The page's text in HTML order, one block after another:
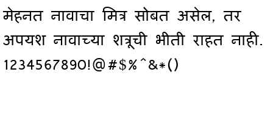
मेहनत नावाचा मित्र सोबत असेल, तर
अपयश नावाच्या शत्रूची भीती राहत नाही.
1234567890!@#$%^&*()